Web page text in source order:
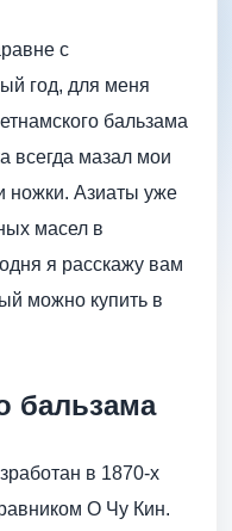
с
год, для меня
бальзама
всегда мазал мои
ножки. Азиаты уже
масел в
я расскажу вам
можно купить в
бальзама
в 1870-х
О Чу Кин.